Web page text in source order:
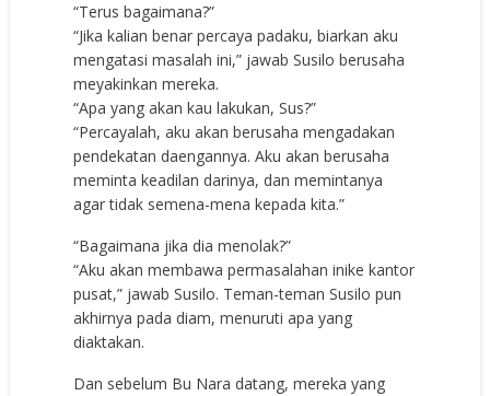
“Terus bagaimana?”
“Jika kalian benar percaya padaku, biarkan aku
mengatasi masalah ini,” jawab Susilo berusaha
meyakinkan mereka.
“Apa yang akan kau lakukan, Sus?”
“Percayalah, aku akan berusaha mengadakan
pendekatan daengannya. Aku akan berusaha
meminta keadilan darinya, dan memintanya
agar tidak semena-mena kepada kita.”
“Bagaimana jika dia menolak?”
“Aku akan membawa permasalahan inike kantor
pusat,” jawab Susilo. Teman-teman Susilo pun
akhirnya pada diam, menuruti apa yang
diaktakan.
Dan sebelum Bu Nara datang, mereka yang